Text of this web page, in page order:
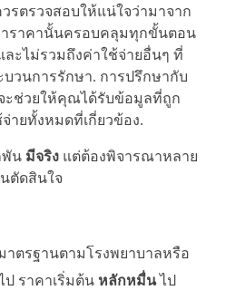
รตรวจสอบให้แน่ใจว่ามาจาก
าราคานั้นครอบคลุมทุกขั้นตอน
ะไม่รวมถึงค่าใช้จ่ายอื่นๆ ที่
บวนการรักษา. การปรึกษากับ
ะช่วยให้คุณได้รับข้อมูลที่ถูก
ายทั้งหมดที่เกี่ยวข้อง.
พัน มีจริง แต่ต้องพิจารณาหลาย
ตัดสินใจ
าตรฐานตามโรงพยาบาลหรือ
ราคาเริ่มต้น หลักหมื่นไป